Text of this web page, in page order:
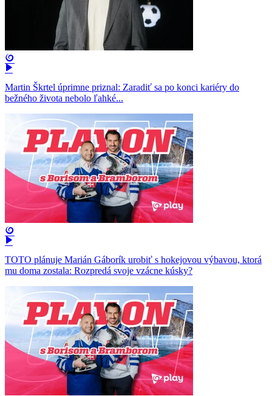
Martin Škrtel úprimne priznal: Zaradiť sa po konci kariéry do
bežného života nebolo ľahké...
TOTO plánuje Marián Gáborík urobiť s hokejovou výbavou, ktorá
mu doma zostala: Rozpredá svoje vzácne kúsky?